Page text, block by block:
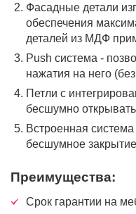
Фасадные детали
обеспечения
деталей из МДФ
Push система -
нажатия на него
Петли с
бесшумно
Встроенная
бесшумное
Преимущества:
Срок гарантии на